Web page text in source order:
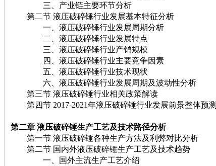
三、产业链主要环节分析
第二节 液压破碎锤行业发展基本特征分析
一、液压破碎锤行业发展周期分析
二、液压破碎锤行业发展特点
三、液压破碎锤行业产销规模
四、液压破碎锤行业主要竞争因素
五、液压破碎锤行业技术现状
六、液压破碎锤行业发展周期及波动性分析
第三节 液压破碎锤行业相关政策解读
第四节 2017-2021年液压破碎锤行业发展前景整体预测
第二章 液压破碎锤生产工艺及技术路径分析
第一节 液压破碎锤各种生产方法及利弊对比分析
第二节 国内外液压破碎锤生产工艺及技术趋势
一、国外主流生产工艺介绍